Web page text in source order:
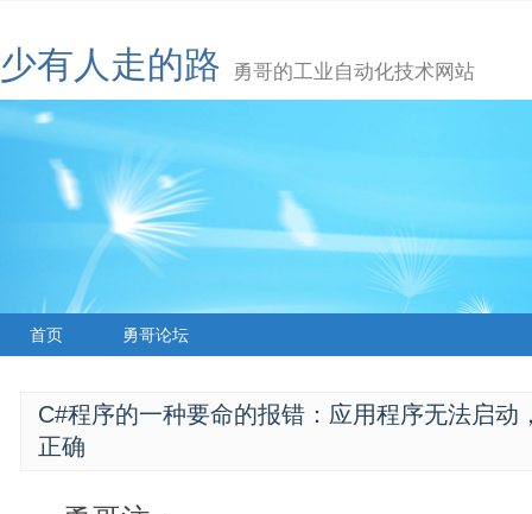
少有人走的路 勇哥的工业自动化技术网站
首页 勇哥论坛
C#程序的一种要命的报错：应用程序无法启动
正确